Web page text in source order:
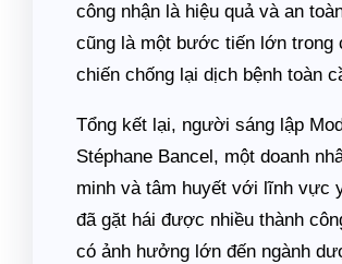
công nhận là hiệu quả và an
cũng là một bước tiến lớn trong
chiến chống lại dịch bệnh toàn
Tổng kết lại, người sáng lập
Stéphane Bancel, một doanh
minh và tâm huyết với lĩnh vực
đã gặt hái được nhiều thành
có ảnh hưởng lớn đến ngành